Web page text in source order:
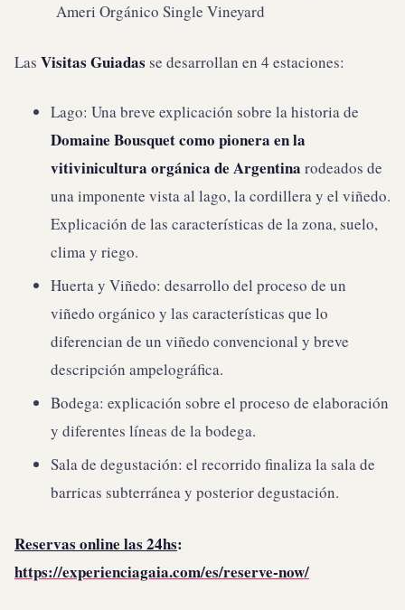
Ameri Orgánico Single Vineyard
Las Visitas Guiadas se desarrollan en 4 estaciones:
Lago: Una breve explicación sobre la historia de
Domaine Bousquet como pionera en la
vitivinicultura orgánica de Argentina rodeados de
una imponente vista al lago, la cordillera y el viñedo.
Explicación de las características de la zona, suelo,
clima y riego.
Huerta y Viñedo: desarrollo del proceso de un
viñedo orgánico y las características que lo
diferencian de un viñedo convencional y breve
descripción ampelográfica.
Bodega: explicación sobre el proceso de elaboración
y diferentes líneas de la bodega.
Sala de degustación: el recorrido finaliza la sala de
barricas subterránea y posterior degustación.
Reservas online las 24hs:
https://experienciagaia.com/es/reserve-now/